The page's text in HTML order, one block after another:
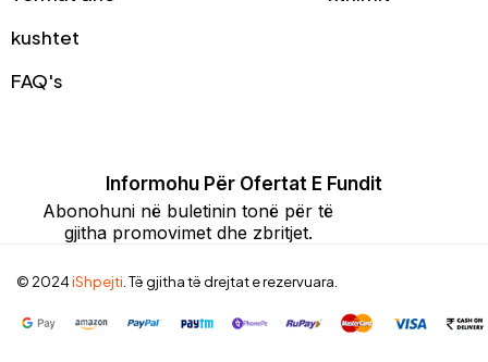
kushtet
FAQ's
Informohu Për Ofertat E Fundit
Abonohuni në buletinin tonë për të
gjitha promovimet dhe zbritjet.
© 2024iShpejti. Të gjitha të drejtat e rezervuara.